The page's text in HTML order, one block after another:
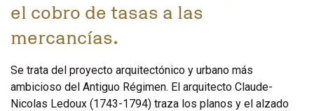
el cobro de tasas a las
mercancías.
Se trata del proyecto arquitectónico y urbano más
ambicioso del Antiguo Régimen. El arquitecto Claude-
Nicolas Ledoux (1743-1794) traza los planos y el alzado